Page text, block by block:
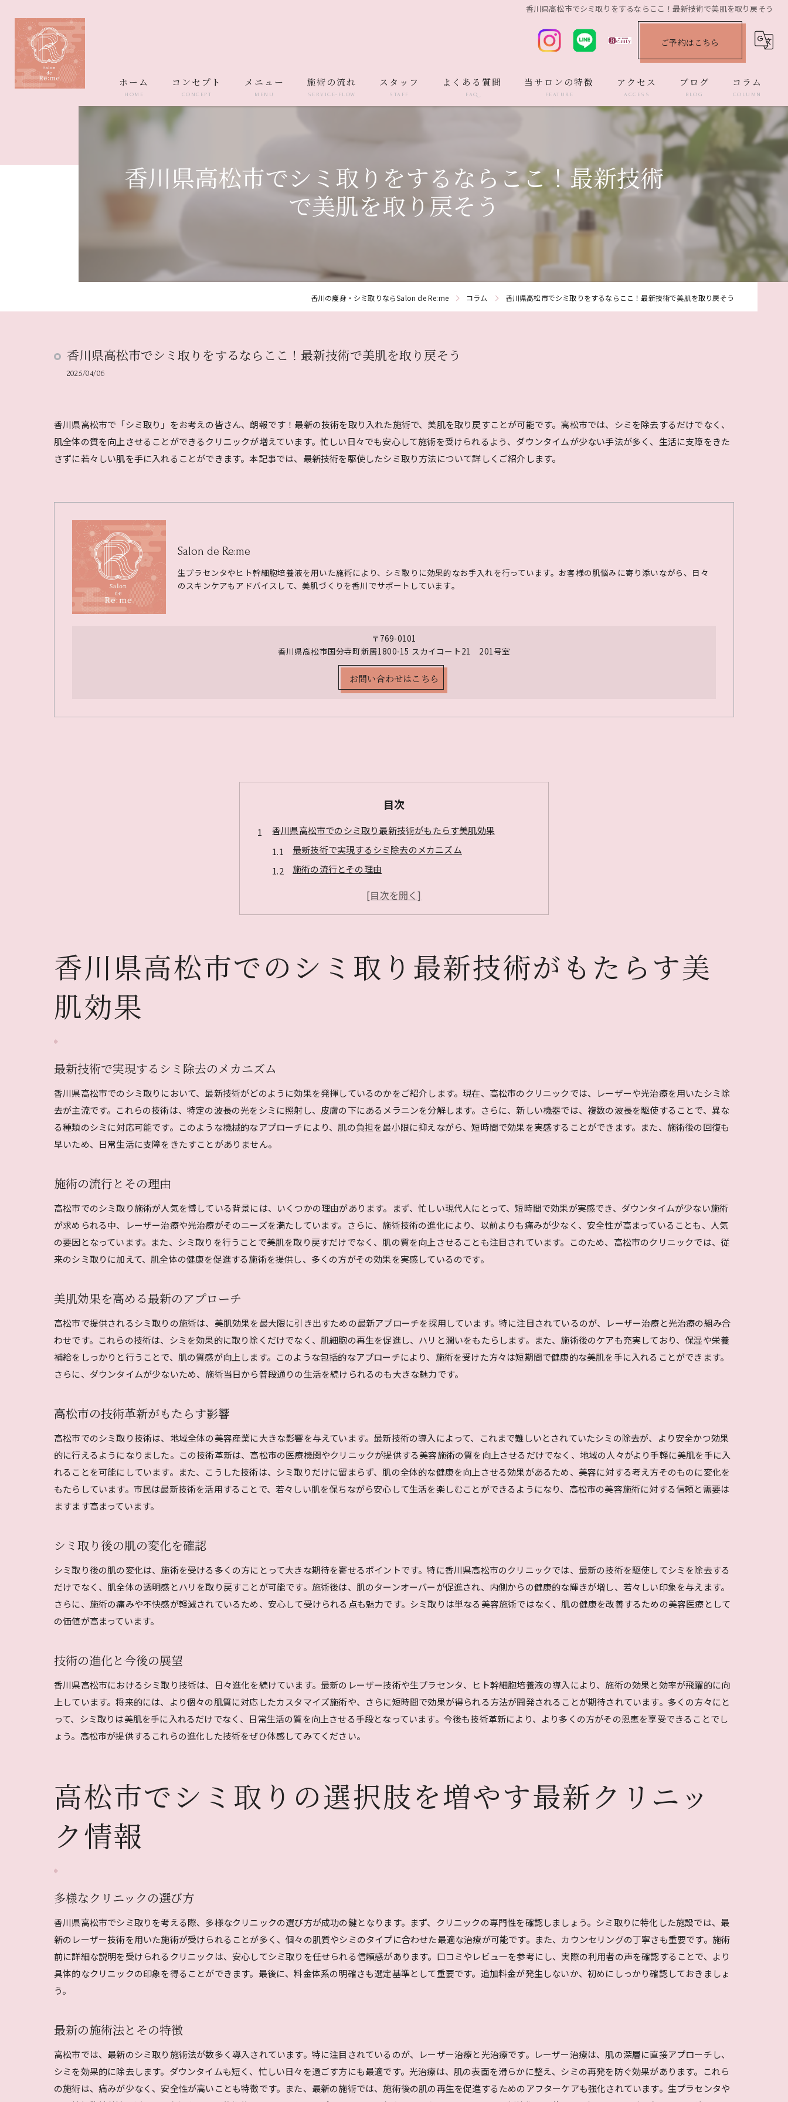
香川県高松市でシミ取りをするならここ！最新技術で美肌を取り戻そう
ご予約はこちら
ホーム
HOME
コンセプト
CONCEPT
メニュー
MENU
施術の流れ
SERVICE-FLOW
スタッフ
STAFF
よくある質問
FAQ
当サロンの特徴
FEATURE
ダウンタイム
エステ
ターンオーバー
アクセス
ACCESS
ブログ
BLOG
コラム
COLUMN
香川県高松市でシミ取りをするならここ！最新技術
で美肌を取り戻そう
香川の痩身・シミ取りならSalon de Re:me コラム 香川県高松市でシミ取りをするならここ！最新技術で美肌を取り戻そう
香川県高松市でシミ取りをするならここ！最新技術で美肌を取り戻そう
2025/04/06
香川県高松市で「シミ取り」をお考えの皆さん、朗報です！最新の技術を取り入れた施術で、美肌を取り戻すことが可能です。高松市では、シミを除去するだけでなく、
肌全体の質を向上させることができるクリニックが増えています。忙しい日々でも安心して施術を受けられるよう、ダウンタイムが少ない手法が多く、生活に支障をきた
さずに若々しい肌を手に入れることができます。本記事では、最新技術を駆使したシミ取り方法について詳しくご紹介します。
Salon de Re:me
生プラセンタやヒト幹細胞培養液を用いた施術により、シミ取りに効果的なお手入れを行っています。お客様の肌悩みに寄り添いながら、日々
のスキンケアもアドバイスして、美肌づくりを香川でサポートしています。
〒769-0101
香川県高松市国分寺町新居1800-15 スカイコート21 201号室
お問い合わせはこちら
目次
香川県高松市でのシミ取り最新技術がもたらす美肌効果
最新技術で実現するシミ除去のメカニズム
施術の流行とその理由
美肌効果を高める最新のアプローチ
高松市でシミ取りの選択肢を増やす最新クリニック情報
シミ取りで若々しい肌へ高松市での施術法とその評判
評判の施術法の秘密
高松市でシミ取りを考えるあなたに知っておくべき最新技術
知っておきたい技術の基礎知識
技術進化がもたらす新たな施術法
安全性と効果を両立する新技術
高松市でのシミ取り体験若々しさを取り戻す成功例
高松市の施術実績とその成果
体験談から学ぶ施術の魅力
施術後のケアがもたらす効果
最新術式の具体的なプロセス
施術後のアフターケアの重要性
高松市で選ばれる理由とは
高松市での施術体験の流れ
効果を実感するためのポイント
肌の状態に合わせた施術選び
皮膚科医が推奨する施術とは
施術効果を高めるための準備
香川県高松市でのシミ取り最新技術がもたらす美
肌効果
最新技術で実現するシミ除去のメカニズム
香川県高松市でのシミ取りにおいて、最新技術がどのように効果を発揮しているのかをご紹介します。現在、高松市のクリニックでは、レーザーや光治療を用いたシミ除
去が主流です。これらの技術は、特定の波長の光をシミに照射し、皮膚の下にあるメラニンを分解します。さらに、新しい機器では、複数の波長を駆使することで、異な
る種類のシミに対応可能です。このような機械的なアプローチにより、肌の負担を最小限に抑えながら、短時間で効果を実感することができます。また、施術後の回復も
早いため、日常生活に支障をきたすことがありません。
施術の流行とその理由
高松市でのシミ取り施術が人気を博している背景には、いくつかの理由があります。まず、忙しい現代人にとって、短時間で効果が実感でき、ダウンタイムが少ない施術
が求められる中、レーザー治療や光治療がそのニーズを満たしています。さらに、施術技術の進化により、以前よりも痛みが少なく、安全性が高まっていることも、人気
の要因となっています。また、シミ取りを行うことで美肌を取り戻すだけでなく、肌の質を向上させることも注目されています。このため、高松市のクリニックでは、従
来のシミ取りに加えて、肌全体の健康を促進する施術を提供し、多くの方がその効果を実感しているのです。
美肌効果を高める最新のアプローチ
高松市で提供されるシミ取りの施術は、美肌効果を最大限に引き出すための最新アプローチを採用しています。特に注目されているのが、レーザー治療と光治療の組み合
わせです。これらの技術は、シミを効果的に取り除くだけでなく、肌細胞の再生を促進し、ハリと潤いをもたらします。また、施術後のケアも充実しており、保湿や栄養
補給をしっかりと行うことで、肌の質感が向上します。このような包括的なアプローチにより、施術を受けた方々は短期間で健康的な美肌を手に入れることができます。
さらに、ダウンタイムが少ないため、施術当日から普段通りの生活を続けられるのも大きな魅力です。
高松市の技術革新がもたらす影響
高松市でのシミ取り技術は、地域全体の美容産業に大きな影響を与えています。最新技術の導入によって、これまで難しいとされていたシミの除去が、より安全かつ効果
的に行えるようになりました。この技術革新は、高松市の医療機関やクリニックが提供する美容施術の質を向上させるだけでなく、地域の人々がより手軽に美肌を手に入
れることを可能にしています。また、こうした技術は、シミ取りだけに留まらず、肌の全体的な健康を向上させる効果があるため、美容に対する考え方そのものに変化を
もたらしています。市民は最新技術を活用することで、若々しい肌を保ちながら安心して生活を楽しむことができるようになり、高松市の美容施術に対する信頼と需要は
ますます高まっています。
シミ取り後の肌の変化を確認
シミ取り後の肌の変化は、施術を受ける多くの方にとって大きな期待を寄せるポイントです。特に香川県高松市のクリニックでは、最新の技術を駆使してシミを除去する
だけでなく、肌全体の透明感とハリを取り戻すことが可能です。施術後は、肌のターンオーバーが促進され、内側からの健康的な輝きが増し、若々しい印象を与えます。
さらに、施術の痛みや不快感が軽減されているため、安心して受けられる点も魅力です。シミ取りは単なる美容施術ではなく、肌の健康を改善するための美容医療として
の価値が高まっています。
技術の進化と今後の展望
香川県高松市におけるシミ取り技術は、日々進化を続けています。最新のレーザー技術や生プラセンタ、ヒト幹細胞培養液の導入により、施術の効果と効率が飛躍的に向
上しています。将来的には、より個々の肌質に対応したカスタマイズ施術や、さらに短時間で効果が得られる方法が開発されることが期待されています。多くの方々にと
って、シミ取りは美肌を手に入れるだけでなく、日常生活の質を向上させる手段となっています。今後も技術革新により、より多くの方がその恩恵を享受できることでし
ょう。高松市が提供するこれらの進化した技術をぜひ体感してみてください。
高松市でシミ取りの選択肢を増やす最新クリニッ
ク情報
多様なクリニックの選び方
香川県高松市でシミ取りを考える際、多様なクリニックの選び方が成功の鍵となります。まず、クリニックの専門性を確認しましょう。シミ取りに特化した施設では、最
新のレーザー技術を用いた施術が受けられることが多く、個々の肌質やシミのタイプに合わせた最適な治療が可能です。また、カウンセリングの丁寧さも重要です。施術
前に詳細な説明を受けられるクリニックは、安心してシミ取りを任せられる信頼感があります。口コミやレビューを参考にし、実際の利用者の声を確認することで、より
具体的なクリニックの印象を得ることができます。最後に、料金体系の明確さも選定基準として重要です。追加料金が発生しないか、初めにしっかり確認しておきましょ
う。
最新の施術法とその特徴
高松市では、最新のシミ取り施術法が数多く導入されています。特に注目されているのが、レーザー治療と光治療です。レーザー治療は、肌の深層に直接アプローチし、
シミを効果的に除去します。ダウンタイムも短く、忙しい日々を過ごす方にも最適です。光治療は、肌の表面を滑らかに整え、シミの再発を防ぐ効果があります。これら
の施術は、痛みが少なく、安全性が高いことも特徴です。また、最新の施術では、施術後の肌の再生を促進するためのアフターケアも強化されています。生プラセンタや